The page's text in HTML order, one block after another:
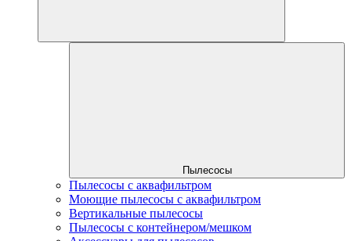
Пылесосы
Пылесосы с аквафильтром
Моющие пылесосы с аквафильтром
Вертикальные пылесосы
Пылесосы с контейнером/мешком